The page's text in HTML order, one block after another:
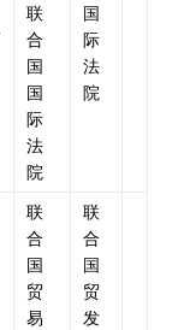
联
合
国
国
际
法
院
国
际
法
院
联
合
国
贸
易
联
合
国
贸
发